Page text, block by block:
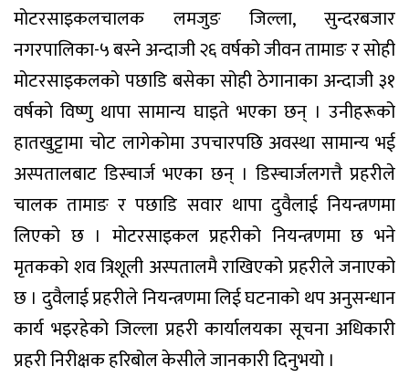
मोटरसाइकलचालक लमजुङ जिल्ला, सुन्दरबजार
नगरपालिका-५ बस्ने अन्दाजी २६ वर्षको जीवन तामाङ र सोही
मोटरसाइकलको पछाडि बसेका सोही ठेगानाका अन्दाजी ३१
वर्षको विष्णु थापा सामान्य घाइते भएका छन् । उनीहरूको
हातखुट्टामा चोट लागेकोमा उपचारपछि अवस्था सामान्य भई
अस्पतालबाट डिस्चार्ज भएका छन् । डिस्चार्जलगत्तै प्रहरीले
चालक तामाङ र पछाडि सवार थापा दुवैलाई नियन्त्रणमा
लिएको छ । मोटरसाइकल प्रहरीको नियन्त्रणमा छ भने
मृतकको शव त्रिशूली अस्पतालमै राखिएको प्रहरीले जनाएको
छ । दुवैलाई प्रहरीले नियन्त्रणमा लिई घटनाको थप अनुसन्धान
कार्य भइरहेको जिल्ला प्रहरी कार्यालयका सूचना अधिकारी
प्रहरी निरीक्षक हरिबोल केसीले जानकारी दिनुभयो ।